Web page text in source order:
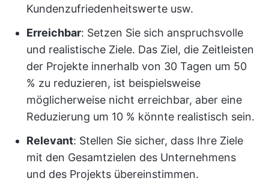
Kundenzufriedenheitswerte usw.
Erreichbar: Setzen Sie sich anspruchsvolle
und realistische Ziele. Das Ziel, die Zeitleisten
der Projekte innerhalb von 30 Tagen um 50
% zu reduzieren, ist beispielsweise
möglicherweise nicht erreichbar, aber eine
Reduzierung um 10 % könnte realistisch sein.
Relevant: Stellen Sie sicher, dass Ihre Ziele
mit den Gesamtzielen des Unternehmens
und des Projekts übereinstimmen.